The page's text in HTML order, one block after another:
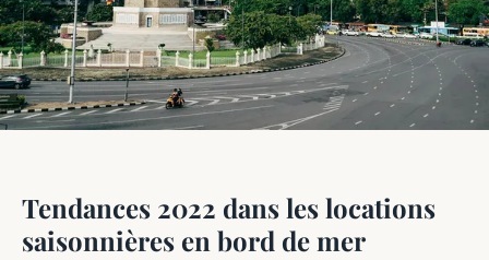
Tendances 2022 dans les locations
saisonnières en bord de mer